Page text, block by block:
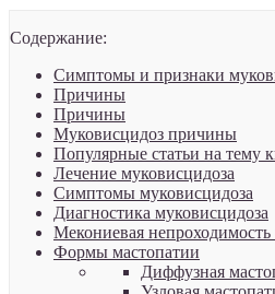
Содержание:
Симптомы и признаки
Причины
Причины
Муковисцидоз причины
Популярные статьи на тему
Лечение муковисцидоза
Симптомы муковисцидоза
Диагностика муковисцидоза
Мекониевая
Формы мастопатии
Диффузная